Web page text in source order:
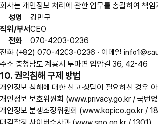
회사는 개인정보 처리에 관한 업무를 총괄하여 책
성명
강민구
직위/부서CEO
전화
070-4203-0236
전화 (+82) 070-4203-0236 · 이메일
주소 충청남도 계룡시 두마면 입암길 36, 42-46
10. 권익침해 구제 방법
개인정보 침해에 대한 신고·상담이 필요하신 경우
개인정보 보호위원회 (www.privacy.go.kr / 국번
개인정보 분쟁조정위원회 (www.kopico.go.kr /